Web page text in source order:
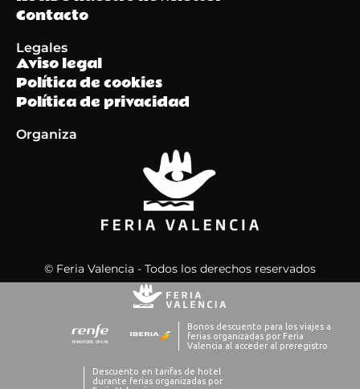
Contacto
Legales
Aviso legal
Política de cookies
Política de privacidad
Organiza
© Feria Valencia - Todos los derechos reservados